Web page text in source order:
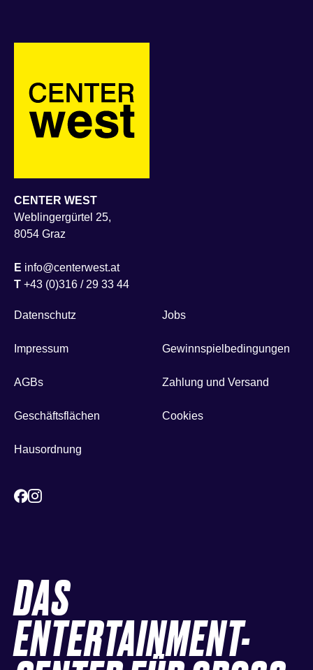
CENTER WEST
Weblingergürtel 25,
8054 Graz
E info@centerwest.at
T +43 (0)316 / 29 33 44
Datenschutz
Impressum
AGBs
Geschäftsflächen
Hausordnung
Jobs
Gewinnspielbedingungen
Zahlung und Versand
Cookies
DAS
ENTERTAINMENT-